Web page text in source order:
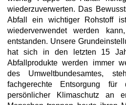
wiederzuverwerten. Das
Abfall ein wichtiger Rohstoff
wiederverwendet werden
entstanden. Unsere
hat sich in den letzten 15
Abfallprodukte werden immer
des Umweltbundesamtes,
fachgerechte Entsorgung für
persönlicher Klimaschutz an